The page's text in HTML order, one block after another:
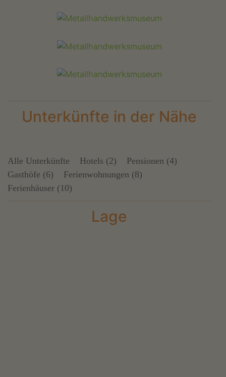
Unterkünfte in der Nähe
Alle Unterkünfte Hotels (2)
Pensionen (4)
Gasthöfe (6)
Ferienwohnungen (8)
Ferienhäuser (10)
Lage